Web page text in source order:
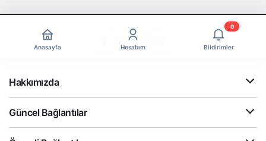
Anasayfa Hesabım Bildirimler
0
Hakkımızda
Güncel Bağlantılar